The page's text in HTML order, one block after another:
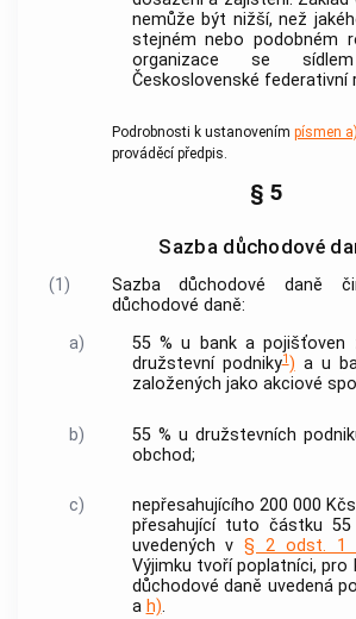
nemůže být nižší, než
stejném nebo podobném
organizace se
Československé federativní
Podrobnosti k ustanovením písmen a)
prováděcí předpis.
§ 5
Sazba důchodové
(1)
Sazba důchodové daně
důchodové daně:
a)
55 % u bank a pojišťoven
družstevní podniky1) a u
založených jako akciové
b)
55 % u družstevních
obchod;
c)
nepřesahujícího 200 000
přesahující tuto částku
uvedených v§ 2 odst. 1
Výjimku tvoří poplatníci, pro
důchodové daně uvedená
a h).